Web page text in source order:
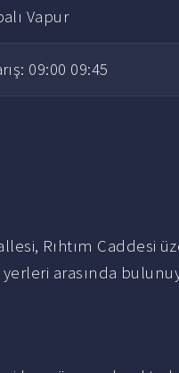
Vapur
09:00 09:45
Rıhtım Caddesi
arasında